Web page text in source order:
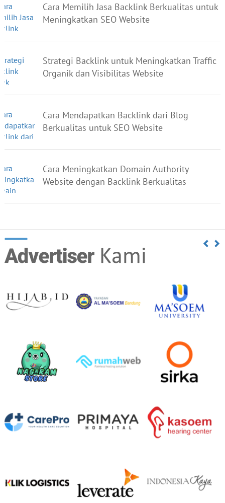
Cara Memilih Jasa Backlink Berkualitas untuk
Meningkatkan SEO Website
Strategi Backlink untuk Meningkatkan Traffic
Organik dan Visibilitas Website
Cara Mendapatkan Backlink dari Blog
Berkualitas untuk SEO Website
Cara Meningkatkan Domain Authority
Website dengan Backlink Berkualitas